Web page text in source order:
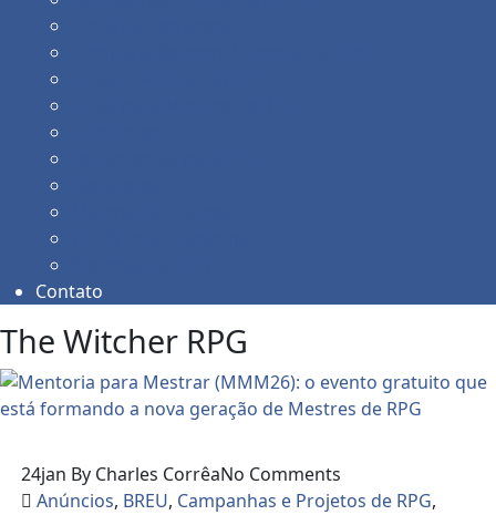
Contato
The Witcher RPG
24jan By Charles CorrêaNo Comments
Anúncios, BREU, Campanhas e Projetos de RPG,